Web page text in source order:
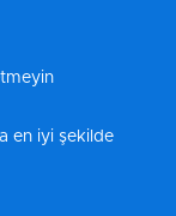
en iyi şekilde